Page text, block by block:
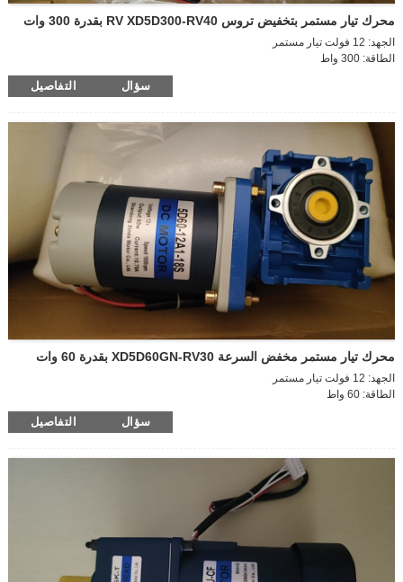
محرك تيار مستمر بتخفيض تروس RV XD5D300-RV40 بقدرة 300 وات
الجهد: 12 فولت تيار مستمر
الطاقة: 300 واط
تيار التفريغ: 4 أمبير
التيار عند التحميل: 17.5 أمبير
حجم عمود المحرك الخارجي: 12*35 مم
اتجاه الدوران: CW/CCW
نوع علبة التروس – NMRV
حجم علبة التروس - 40
قطر مخرج علبة التروس – 18 مم
سرعة عمود الإخراج: 55 دورة في الدقيقة
نسبة سرعة علبة التروس: 40 ألف
عزم الدوران: 31.5 نيوتن متر/400 كجم/سم
سؤال التفاصيل
محرك تيار مستمر مخفض السرعة XD5D60GN-RV30 بقدرة 60 وات
الجهد: 12 فولت تيار مستمر
الطاقة: 60 واط
عمود الإخراج: عمود مفرد/مزدوج
سرعة قابلة للتنظيم
سرعة عمود الإخراج: 52.5 دورة في الدقيقة
اتجاه الدوران: عكس اتجاه عقارب الساعة/عكس اتجاه عقارب الساعة
سؤال التفاصيل